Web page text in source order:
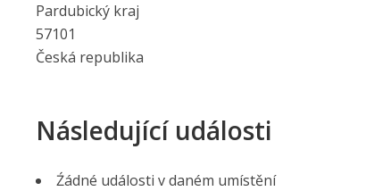
Pardubický kraj
57101
Česká republika
Následující události
Źádné události v daném umístění